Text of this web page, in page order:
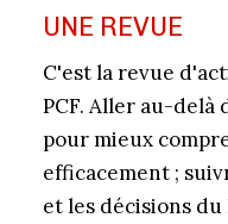
UNE REVUE
C'est la revue
PCF. Aller au-delà
pour mieux
efficacement ;
et les décisions